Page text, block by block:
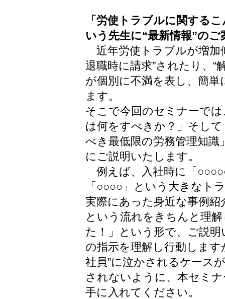
「労使トラブルに関する
いう先生に“最新情報”のご
近年労使トラブルが増加
退職時に請求”されたり、“
が個別に不満を表し、簡
ます。
そこで今回のセミナーで
は何をすべきか？」そし
べき最低限の労務管理知
にご説明いたします。
例えば、入社時に「
「○○○○」という大きなト
実際にあった身近な事例
という流れをきちんと理
た！」という形で、ご説
の指示を理解し行動しま
社員”に泣かされるケース
されないように、本セミ
手に入れてください。